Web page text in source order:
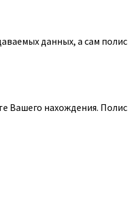
данных, а сам полис
Вашего нахождения. Полис